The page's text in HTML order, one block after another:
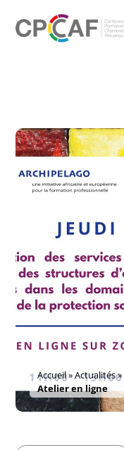
Accueil»Actualités»
Atelier en ligne